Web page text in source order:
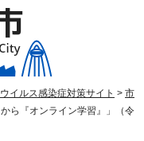
イルス感染症対策サイト > 市
ら『オンライン学習』」（令